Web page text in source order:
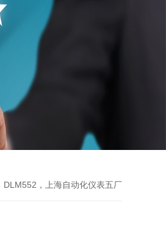
DLM552，上海自动化仪表五厂